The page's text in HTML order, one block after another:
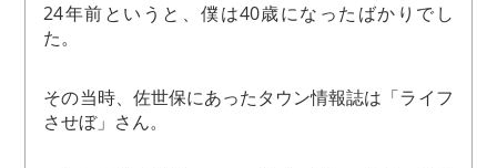
24年前というと、僕は40歳になったばかりでし
た。
その当時、佐世保にあったタウン情報誌は「ライフ
させぼ」さん。